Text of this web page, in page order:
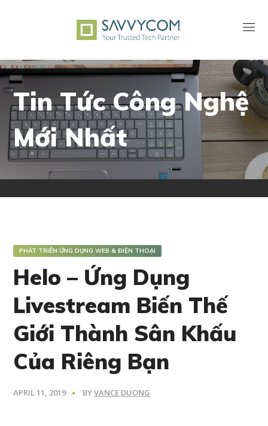
Tin Tức Công Nghệ
Mới Nhất
PHÁT TRIỂN ỨNG DỤNG WEB & ĐIỆN THOẠI
Helo – Ứng Dụng
Livestream Biến Thế
Giới Thành Sân Khấu
Của Riêng Bạn
APRIL 11, 2019 BYVANCE DUONG